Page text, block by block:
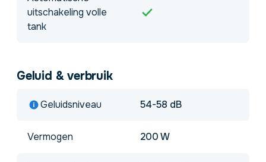
uitschakeling volle
tank
Geluid & verbruik
Geluidsniveau 54-58 dB
Vermogen 200 W